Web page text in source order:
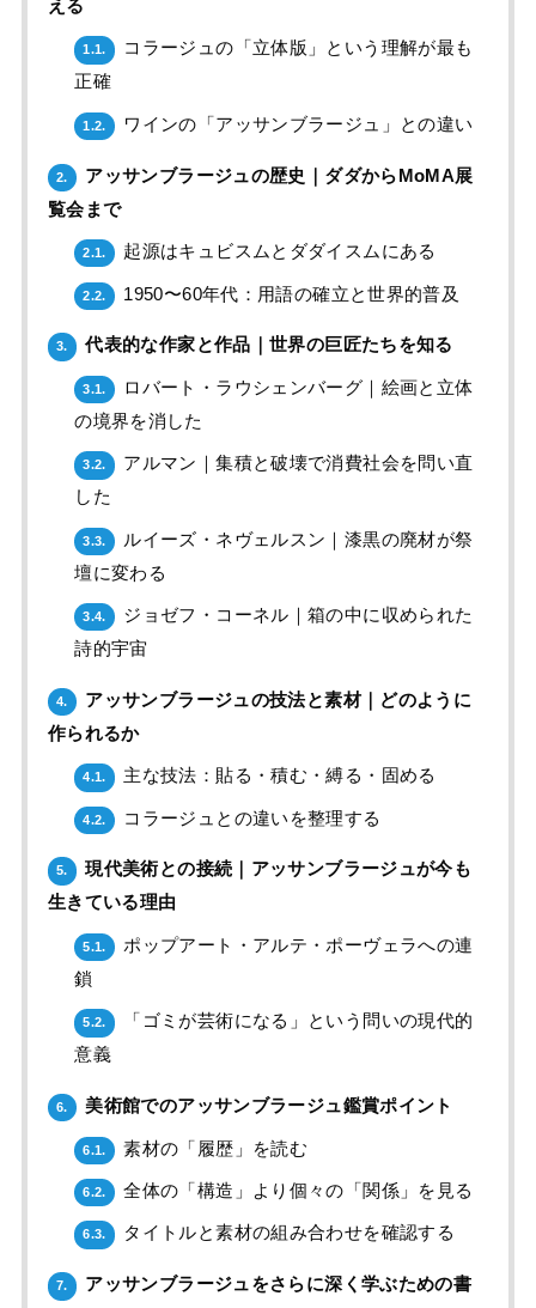
える
1.1.
コラージュの「立体版」という理解が最も
正確
1.2. ワインの「アッサンブラージュ」との違い
2.
アッサンブラージュの歴史｜ダダからMoMA展
覧会まで
2.1. 起源はキュビスムとダダイスムにある
2.2. 1950〜60年代：用語の確立と世界的普及
3. 代表的な作家と作品｜世界の巨匠たちを知る
3.1.
ロバート・ラウシェンバーグ｜絵画と立体
の境界を消した
3.2.
アルマン｜集積と破壊で消費社会を問い直
した
3.3.
ルイーズ・ネヴェルスン｜漆黒の廃材が祭
壇に変わる
3.4.
ジョゼフ・コーネル｜箱の中に収められた
詩的宇宙
4.
アッサンブラージュの技法と素材｜どのように
作られるか
4.1. 主な技法：貼る・積む・縛る・固める
4.2. コラージュとの違いを整理する
5.
現代美術との接続｜アッサンブラージュが今も
生きている理由
5.1.
ポップアート・アルテ・ポーヴェラへの連
鎖
5.2.
「ゴミが芸術になる」という問いの現代的
意義
6. 美術館でのアッサンブラージュ鑑賞ポイント
6.1. 素材の「履歴」を読む
6.2. 全体の「構造」より個々の「関係」を見る
6.3. タイトルと素材の組み合わせを確認する
7. アッサンブラージュをさらに深く学ぶための書